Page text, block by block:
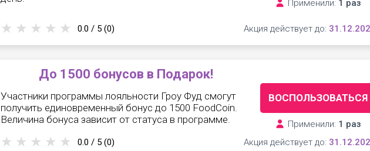
Применили: 1 раз
0.0 / 5 (0) Акция действует до:
До 1500 бонусов в Подарок!
Участники программы лояльности Гроу Фуд смогут
получить единовременный бонус до 1500 FoodCoin.
Величина бонуса зависит от статуса в программе.
ВОСПОЛЬЗОВАТЬСЯ
Применили: 1 раз
0.0 / 5 (0) Акция действует до: